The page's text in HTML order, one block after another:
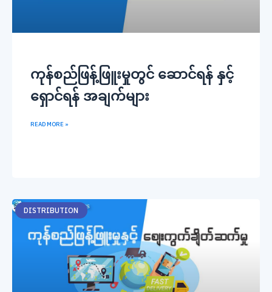
ကုန်စည်ဖြန့်ဖြူးမှုတွင် ဆောင်ရန် နှင့်
ရှောင်ရန် အချက်များ
READ MORE »
DISTRIBUTION